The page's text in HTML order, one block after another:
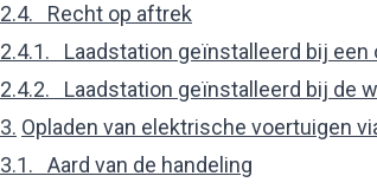
2.4. Recht op aftrek
2.4.1. Laadstation geïnstalleerd bij een
2.4.2. Laadstation geïnstalleerd bij de
3. Opladen van elektrische voertuigen
3.1. Aard van de handeling